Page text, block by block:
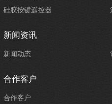
硅胶按键遥控器
新闻资讯
新闻动态
合作客户
合作客户